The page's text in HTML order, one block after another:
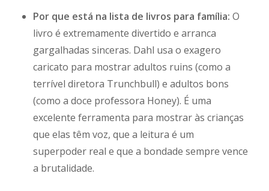
Por que está na lista de livros para família: O
livro é extremamente divertido e arranca
gargalhadas sinceras. Dahl usa o exagero
caricato para mostrar adultos ruins (como a
terrível diretora Trunchbull) e adultos bons
(como a doce professora Honey). É uma
excelente ferramenta para mostrar às crianças
que elas têm voz, que a leitura é um
superpoder real e que a bondade sempre vence
a brutalidade.